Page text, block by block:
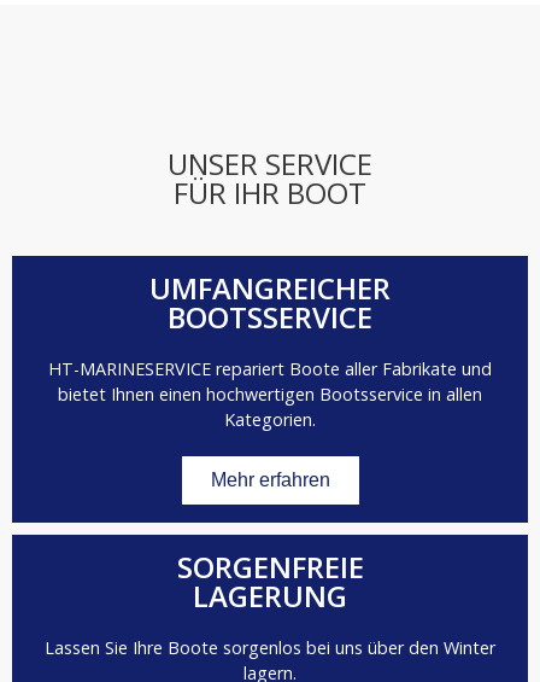
UNSER SERVICE
FÜR IHR BOOT
UMFANGREICHER
BOOTSSERVICE
HT-MARINESERVICE repariert Boote aller Fabrikate und
bietet Ihnen einen hochwertigen Bootsservice in allen
Kategorien.
Mehr erfahren
SORGENFREIE
LAGERUNG
Lassen Sie Ihre Boote sorgenlos bei uns über den Winter
lagern.